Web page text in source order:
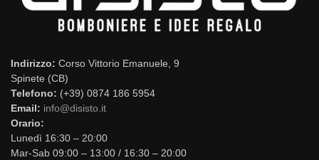
Indirizzo: Corso Vittorio Emanuele, 9
Spinete (CB)
Telefono: (+39) 0874 186 5954
Email: info@disisto.it
Orario:
Lunedì 16:30 – 20:00
Mar-Sab 09:00 – 13:00 / 16:30 – 20:00